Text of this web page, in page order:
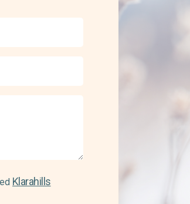
Klarahills